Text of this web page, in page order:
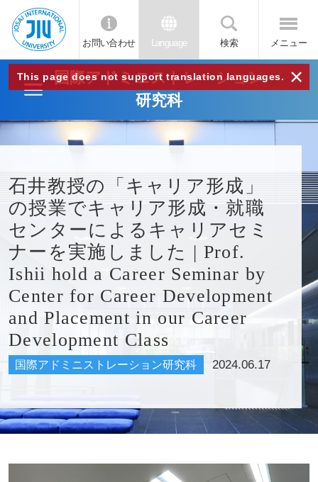
JIU
城西
国際
大学
お問い合わせ Language 検索 メニュー
This page does not support translation languages. ×
国際アドミニストレーション
研究科
石井教授の「キャリア形成」
の授業でキャリア形成・就職
センターによるキャリアセミ
ナーを実施しました | Prof.
Ishii hold a Career Seminar by
Center for Career Development
and Placement in our Career
Development Class
国際アドミニストレーション研究科 2024.06.17